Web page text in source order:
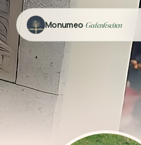
Monumeo Gedenkseiten